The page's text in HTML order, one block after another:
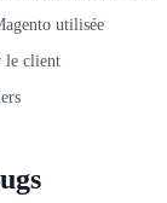
utilisée
le client